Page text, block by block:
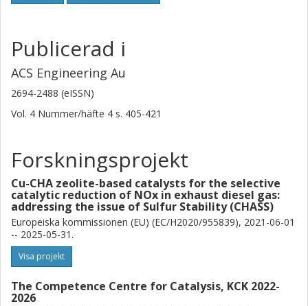
Publicerad i
ACS Engineering Au
2694-2488 (eISSN)
Vol. 4 Nummer/häfte 4 s. 405-421
Forskningsprojekt
Cu-CHA zeolite-based catalysts for the selective
catalytic reduction of NOx in exhaust diesel gas:
addressing the issue of Sulfur Stability (CHASS)
Europeiska kommissionen (EU) (EC/H2020/955839), 2021-06-01
-- 2025-05-31.
Visa projekt
The Competence Centre for Catalysis, KCK 2022-
2026